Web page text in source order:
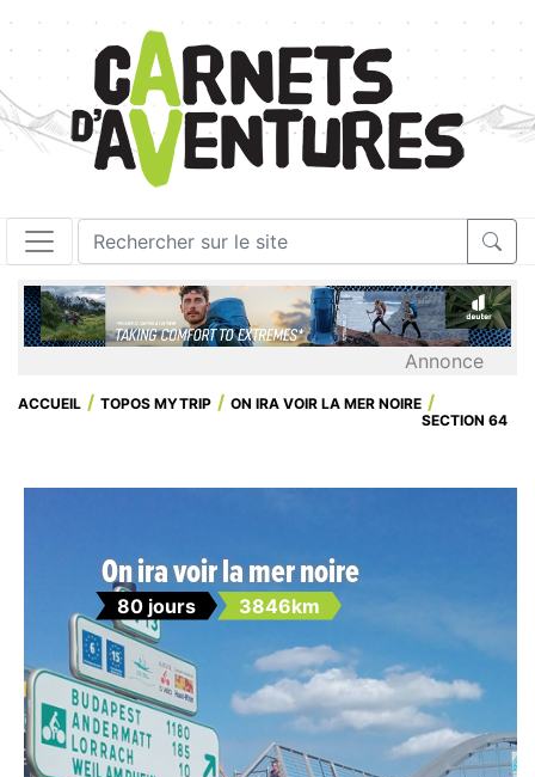
Annonce
ACCUEIL TOPOS MYTRIP
ON IRA VOIR LA MER NOIRE
SECTION 64
On ira voir la mer noire
80 jours 3846km